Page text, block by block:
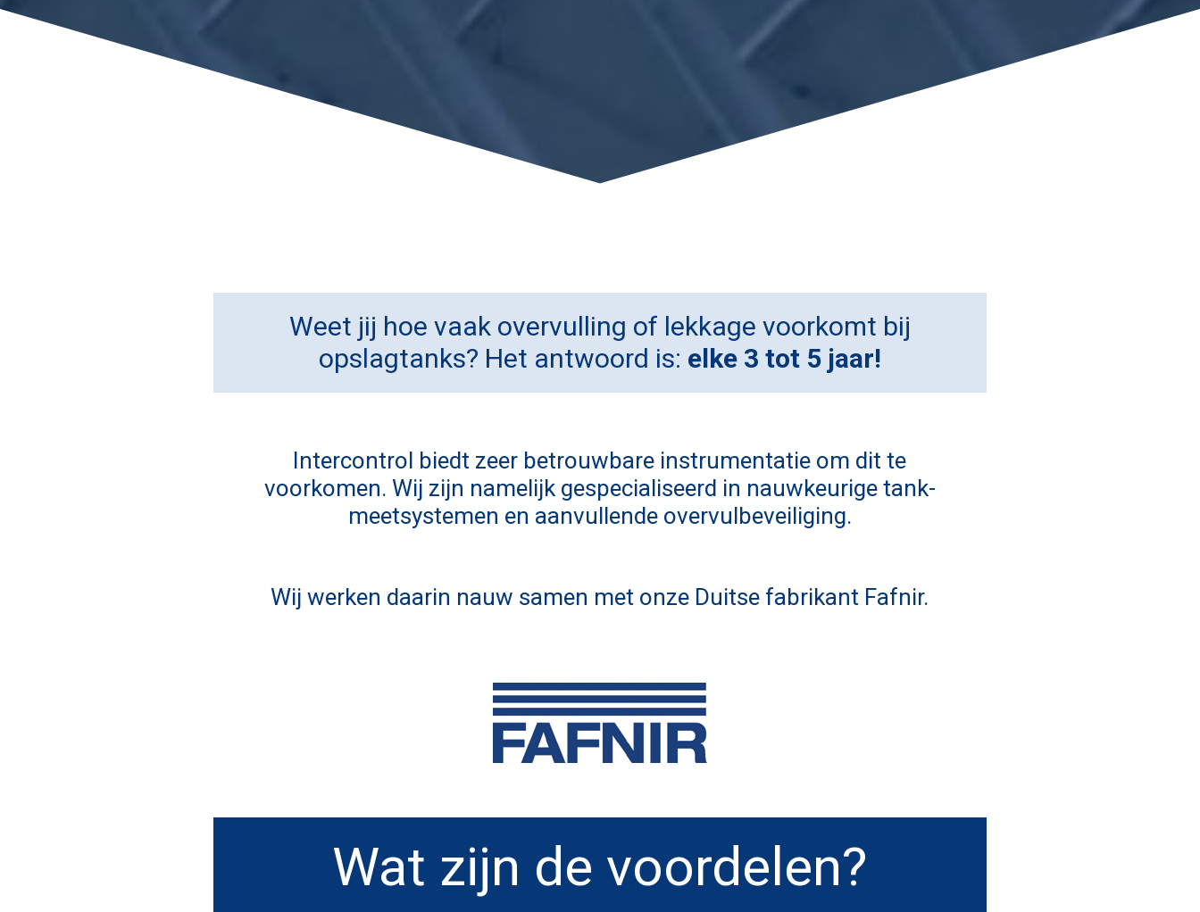
Weet jij hoe vaak overvulling of lekkage voorkomt bij
opslagtanks? Het antwoord is: elke 3 tot 5 jaar!
Intercontrol biedt zeer betrouwbare instrumentatie om dit te
voorkomen. Wij zijn namelijk gespecialiseerd in nauwkeurige tank-
meetsystemen en aanvullende overvulbeveiliging.
Wij werken daarin nauw samen met onze Duitse fabrikant Fafnir.
Wat zijn de voordelen?